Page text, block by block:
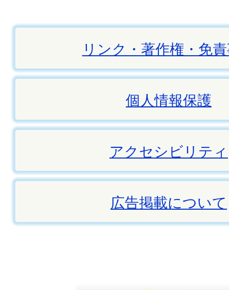
リンク・著作権・免
個人情報保護
アクセシビリティ
広告掲載について